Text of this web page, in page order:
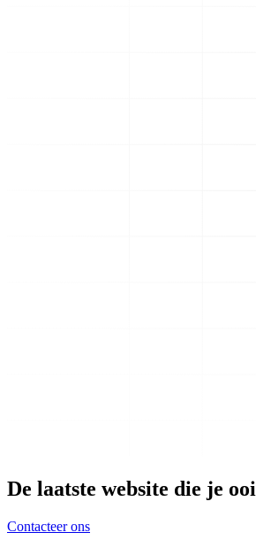
De laatste website die je
Contacteer ons